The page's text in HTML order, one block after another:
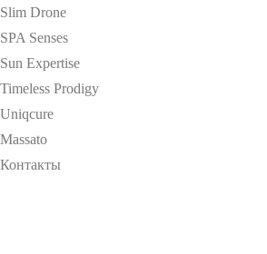
Slim Drone
SPA Senses
Sun Expertise
Timeless Prodigy
Uniqcure
Massato
Контакты